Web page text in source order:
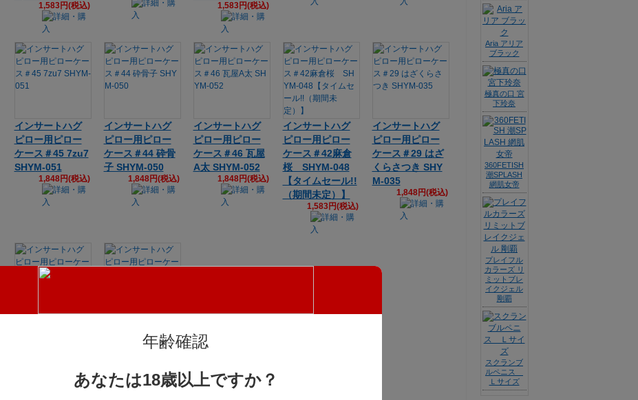
年齢確認
あなたは18歳以上ですか？
1,583円(税込) 1,583円(税込)
インサートハグ
ピロー用ピロー
ケース＃45 7zu7
SHYM-051
1,848円(税込)
インサートハグ
ピロー用ピロー
ケース＃44 砕骨
子 SHYM-050
1,848円(税込)
インサートハグ
ピロー用ピロー
ケース＃46 瓦屋
A太 SHYM-052
1,848円(税込)
インサートハグ
ピロー用ピロー
ケース＃42麻倉
桜 SHYM-048
【タイムセール!!
（期間未定）】
1,583円(税込)
インサートハグ
ピロー用ピロー
ケース＃29 はざ
くらさつき SHY
M-035
1,848円(税込)
-027【タイムセ
ピロー用ピロー
8
Aria アリア
ブラック
極真の口 宮
下玲奈
360FETISH
潮SPLASH
網肌女帝
プレイフル
カラーズ リ
ミットブレ
イクジェル
剛覇
スクランブ
ルペニス
Ｌサイズ